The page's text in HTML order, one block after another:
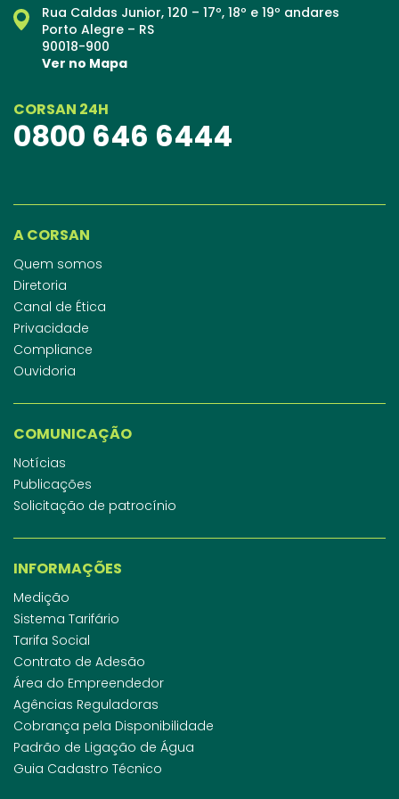
Rua Caldas Junior, 120 – 17º, 18º e 19º andares
Porto Alegre – RS
90018-900
Ver no Mapa
CORSAN 24H
0800 646 6444
A CORSAN
Quem somos
Diretoria
Canal de Ética
Privacidade
Compliance
Ouvidoria
COMUNICAÇÃO
Notícias
Publicações
Solicitação de patrocínio
INFORMAÇÕES
Medição
Sistema Tarifário
Tarifa Social
Contrato de Adesão
Área do Empreendedor
Agências Reguladoras
Cobrança pela Disponibilidade
Padrão de Ligação de Água
Guia Cadastro Técnico